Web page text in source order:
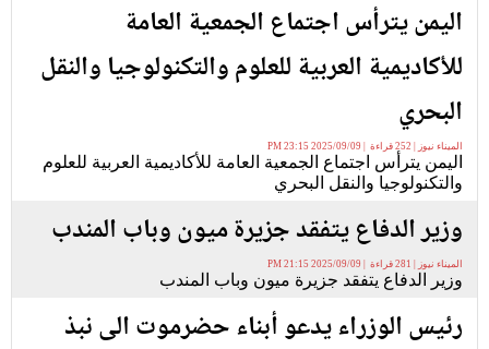
اليمن يترأس اجتماع الجمعية العامة
للأكاديمية العربية للعلوم والتكنولوجيا والنقل
البحري
الميناء نيوز | 252 قراءة | 2025/09/09 23:15 PM
اليمن يترأس اجتماع الجمعية العامة للأكاديمية العربية للعلوم
والتكنولوجيا والنقل البحري
وزير الدفاع يتفقد جزيرة ميون وباب المندب
الميناء نيوز | 281 قراءة | 2025/09/09 21:15 PM
وزير الدفاع يتفقد جزيرة ميون وباب المندب
رئيس الوزراء يدعو أبناء حضرموت الى نبذ